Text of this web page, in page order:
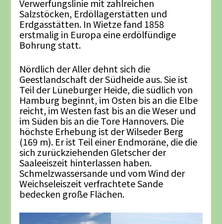
Verwerfungslinie mit zahlreichen
Salzstöcken, Erdöllagerstätten und
Erdgasstätten. In Wietze fand 1858
erstmalig in Europa eine erdölfündige
Bohrung statt.
Nördlich der Aller dehnt sich die
Geestlandschaft der Südheide aus. Sie ist
Teil der Lüneburger Heide, die südlich von
Hamburg beginnt, im Osten bis an die Elbe
reicht, im Westen fast bis an die Weser und
im Süden bis an die Tore Hannovers. Die
höchste Erhebung ist der Wilseder Berg
(169 m). Er ist Teil einer Endmoräne, die die
sich zurückziehenden Gletscher der
Saaleeiszeit hinterlassen haben.
Schmelzwassersande und vom Wind der
Weichseleiszeit verfrachtete Sande
bedecken große Flächen.